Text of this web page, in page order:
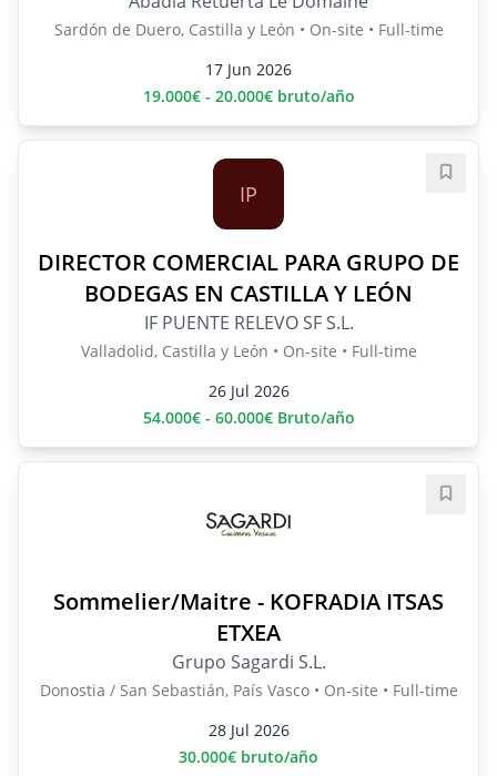
Sardón de Duero, Castilla y León • On-site • Full-time
17 Jun 2026
19.000€ - 20.000€ bruto/año
IP
DIRECTOR COMERCIAL PARA GRUPO DE
BODEGAS EN CASTILLA Y LEÓN
IF PUENTE RELEVO SF S.L.
Valladolid, Castilla y León • On-site • Full-time
26 Jul 2026
54.000€ - 60.000€ Bruto/año
Save
Sommelier/Maitre - KOFRADIA ITSAS
ETXEA
Grupo Sagardi S.L.
Donostia / San Sebastián, País Vasco • On-site • Full-time
28 Jul 2026
30.000€ bruto/año
Save